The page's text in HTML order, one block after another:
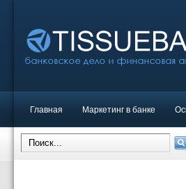
Главная Маркетинг в банке